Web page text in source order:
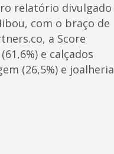
relatório divulgado
com o braço de
a Score
e calçados
(26,5%) e joalheria